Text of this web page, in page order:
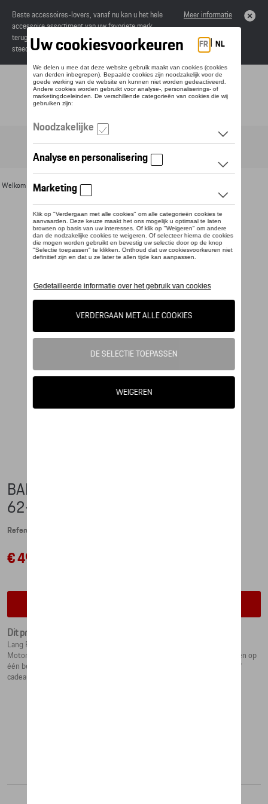
Beste accessoires-lovers, vanaf nu kan u het hele
accessoire assortiment van uw favoriete merk
terugvinden in de online catalogus. Deze kunnen
steeds besteld worden via uw dealer.
Meer informatie
Toggle navigation
Welkom >Voor u >Voor kinderen
BABYROMPER, MOTORSPORT, MAAT
62-68
Referentie: WAP4300620K
€ 49,83
Dit product is momenteel niet op stock
Lang Porsche Motorsport romperpakje geïnspireerd op de Porsche
Motorsport teamkleding. Met voetjes en drukknopen aan de voorkant en op
één been. Alleen verkrijgbaar in maat 62/68. - 100% katoen - Inclusief
cadeauverpakking (bijpassend doosje) - Kleur: Zwart / rood / wit